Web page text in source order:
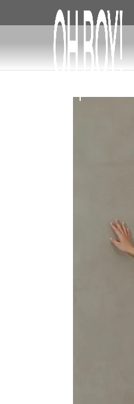
TERMOS MAIS BUSCADOS
vestido
vestido longo
3º
blusa
vestido midi